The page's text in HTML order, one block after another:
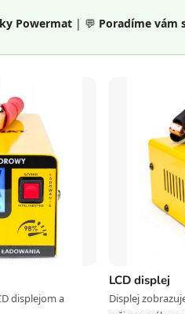
Powermat | 💬 Poradíme vám
displejom a
LCD displej
Displej